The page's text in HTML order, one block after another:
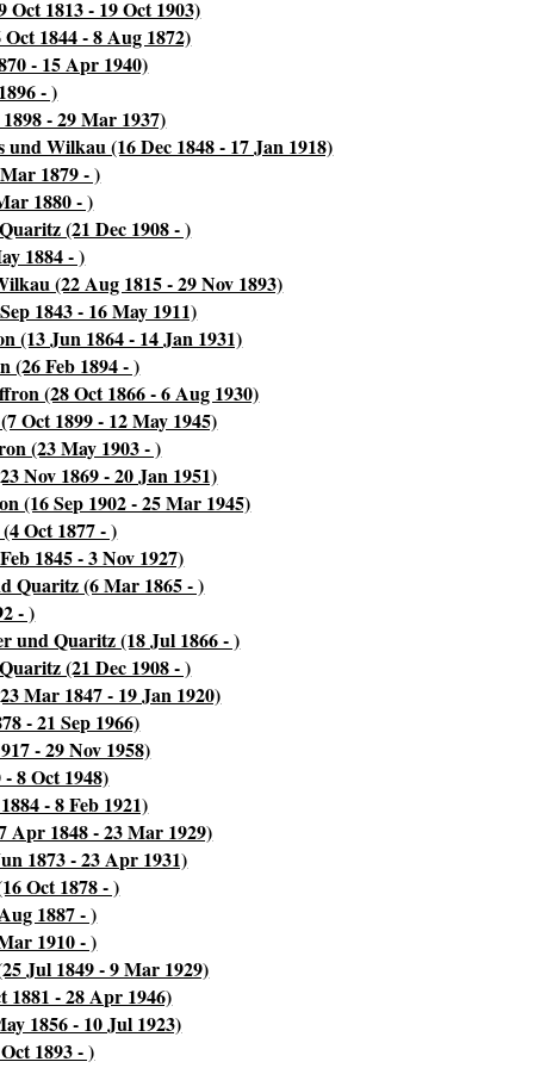
1813 - 19 Oct 1903)
1844 - 8 Aug 1872)
- 15 Apr 1940)
- )
- 29 Mar 1937)
Wilkau (16 Dec 1848 - 17 Jan 1918)
1879 - )
1880 - )
(21 Dec 1908 - )
1884 - )
(22 Aug 1815 - 29 Nov 1893)
1843 - 16 May 1911)
(13 Jun 1864 - 14 Jan 1931)
Feb 1894 - )
(28 Oct 1866 - 6 Aug 1930)
Oct 1899 - 12 May 1945)
(23 May 1903 - )
Nov 1869 - 20 Jan 1951)
(16 Sep 1902 - 25 Mar 1945)
Oct 1877 - )
1845 - 3 Nov 1927)
Quaritz (6 Mar 1865 - )
- )
und Quaritz (18 Jul 1866 - )
(21 Dec 1908 - )
Mar 1847 - 19 Jan 1920)
- 21 Sep 1966)
- 29 Nov 1958)
8 Oct 1948)
- 8 Feb 1921)
Apr 1848 - 23 Mar 1929)
1873 - 23 Apr 1931)
Oct 1878 - )
1887 - )
1910 - )
Jul 1849 - 9 Mar 1929)
1881 - 28 Apr 1946)
1856 - 10 Jul 1923)
1893 - )